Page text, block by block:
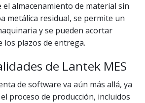
el almacenamiento de material sin
metálica residual, se permite un
y se pueden acortar
los plazos de entrega.
de Lantek MES
de software va aún más allá, ya
proceso de producción, incluidos